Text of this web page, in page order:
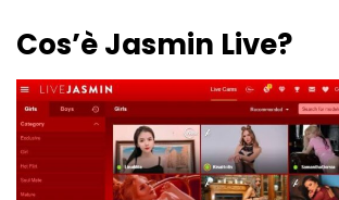
Cos’è Jasmin Live?